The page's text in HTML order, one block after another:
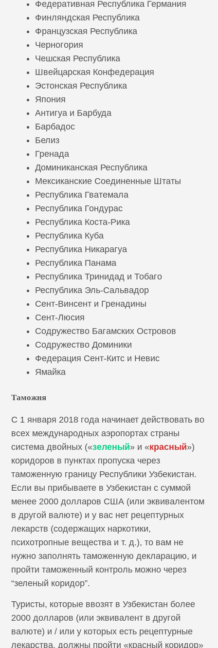
Федеративная Республика Германия
Финляндская Республика
Французская Республика
Черногория
Чешская Республика
Швейцарская Конфедерация
Эстонская Республика
Япония
Антигуа и Барбуда
Барбадос
Белиз
Гренада
Доминиканская Республика
Мексиканские Соединенные Штаты
Республика Гватемала
Республика Гондурас
Республика Коста-Рика
Республика Куба
Республика Никарагуа
Республика Панама
Республика Тринидад и Тобаго
Республика Эль-Сальвадор
Сент-Винсент и Гренадины
Сент-Люсия
Содружество Багамских Островов
Содружество Доминики
Федерация Сент-Китс и Невис
Ямайка
Таможня
С 1 января 2018 года начинает действовать во
всех международных аэропортах страны
система двойных («зеленый» и «красный»)
коридоров в пунктах пропуска через
таможенную границу Республики Узбекистан.
Если вы прибываете в Узбекистан с суммой
менее 2000 долларов США (или эквивалентом
в другой валюте) и у вас нет рецептурных
лекарств (содержащих наркотики,
психотропные вещества и т. д.), то вам не
нужно заполнять таможенную декларацию, и
пройти таможенный контроль можно через
“зеленый коридор”.
Туристы, которые ввозят в Узбекистан более
2000 долларов (или эквивалент в другой
валюте) и / или у которых есть рецептурные
лекарства, должны пройти «красный коридор»